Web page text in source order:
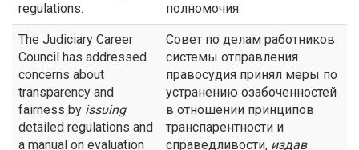
regulations.
полномочия.
The Judiciary Career
Council has addressed
concerns about
transparency and
fairness by issuing
detailed regulations and
a manual on evaluation
Совет по делам работников
системы отправления
правосудия принял меры по
устранению озабоченностей
в отношении принципов
транспарентности и
справедливости, издав